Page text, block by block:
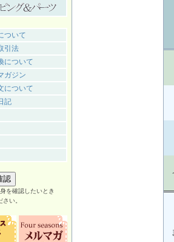
ついて
引法
について
ガジン
について
記
を確認したいとき
い。